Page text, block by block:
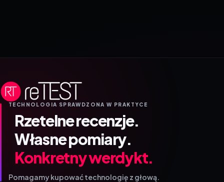
TECHNOLOGIA SPRAWDZONA W PRAKTYCE
Rzetelne recenzje.
Własne pomiary.
Konkretny werdykt.
Pomagamy kupować technologię z głową.